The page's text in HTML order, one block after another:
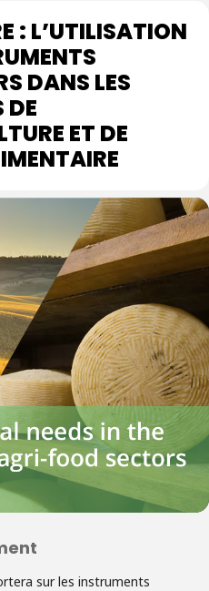
: L’UTILISATION
DANS LES
DE
ET DE
sur les instruments